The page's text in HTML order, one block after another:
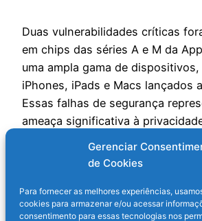
Gerenciar
de Cookies
Para fornecer as melhores experiências,
cookies para armazenar e/ou acessar
consentimento para essas tecnologias nos
Duas vulnerabilidades críticas
em chips das séries A e M da
uma ampla gama de
iPhones, iPads e Macs lançados
Essas falhas de segurança
ameaça significativa à
inclui: informações de cartão de
30 de janeiro de 2025